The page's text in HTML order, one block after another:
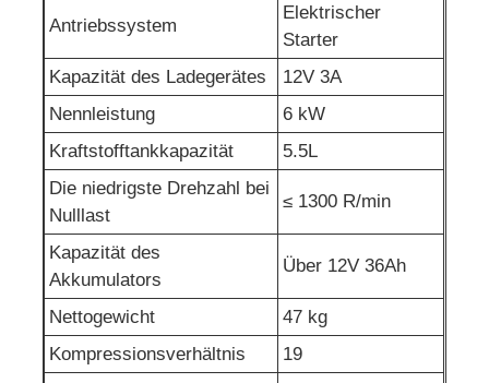
Antriebssystem
Elektrischer
Starter
Kapazität des Ladegerätes
12V 3A
Nennleistung
6 kW
Kraftstofftankkapazität
5.5L
Die niedrigste Drehzahl bei
Nulllast
≤ 1300 R/min
Kapazität des
Akkumulators
Über 12V 36Ah
Nettogewicht
47 kg
Kompressionsverhältnis
19